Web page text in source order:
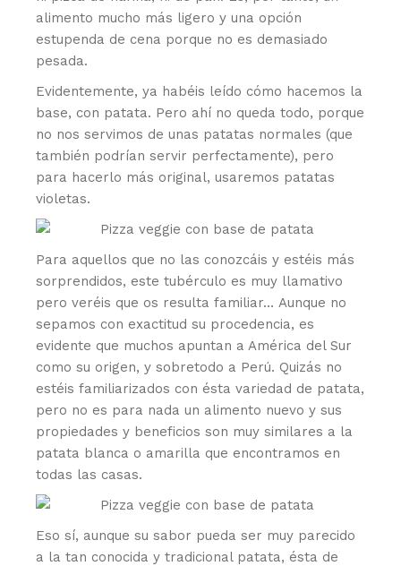
alimento mucho más ligero y una opción
estupenda de cena porque no es demasiado
pesada.
Evidentemente, ya habéis leído cómo hacemos la
base, con patata. Pero ahí no queda todo, porque
no nos servimos de unas patatas normales (que
también podrían servir perfectamente), pero
para hacerlo más original, usaremos patatas
violetas.
Para aquellos que no las conozcáis y estéis más
sorprendidos, este tubérculo es muy llamativo
pero veréis que os resulta familiar… Aunque no
sepamos con exactitud su procedencia, es
evidente que muchos apuntan a América del Sur
como su origen, y sobretodo a Perú. Quizás no
estéis familiarizados con ésta variedad de patata,
pero no es para nada un alimento nuevo y sus
propiedades y beneficios son muy similares a la
patata blanca o amarilla que encontramos en
todas las casas.
Eso sí, aunque su sabor pueda ser muy parecido
a la tan conocida y tradicional patata, ésta de